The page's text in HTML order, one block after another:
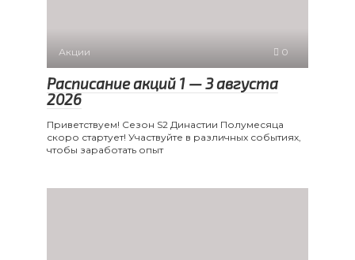
Акции 0
Расписание акций 1 — 3 августа
2026
Приветствуем! Сезон S2 Династии Полумесяца
скоро стартует! Участвуйте в различных событиях,
чтобы заработать опыт